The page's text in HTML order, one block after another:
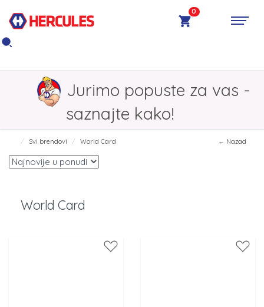
0
Jurimo popuste za vas -
saznajte kako!
Svi brendovi World Card ← Nazad
World Card